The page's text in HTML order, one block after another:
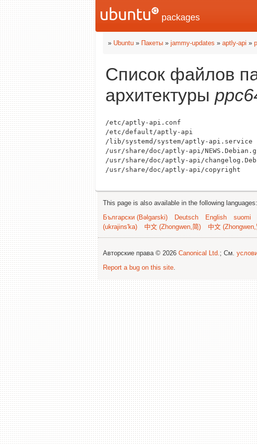
packages
» Ubuntu » Пакеты » jammy-updates » aptly-api »
Список файлов
архитектуры
/etc/aptly-api.conf
/etc/default/aptly-api
/lib/systemd/system/aptly-api.service
/usr/share/doc/aptly-api/
/usr/share/doc/aptly-api/
This page is also available in the following languages:
Български (Bəlgarski)
Deutsch English suomi
(ukrajins'ka)
中文 (Zhongwen,简) 中文
Авторские права © 2026 Canonical Ltd.; См.
Report a bug on this site.